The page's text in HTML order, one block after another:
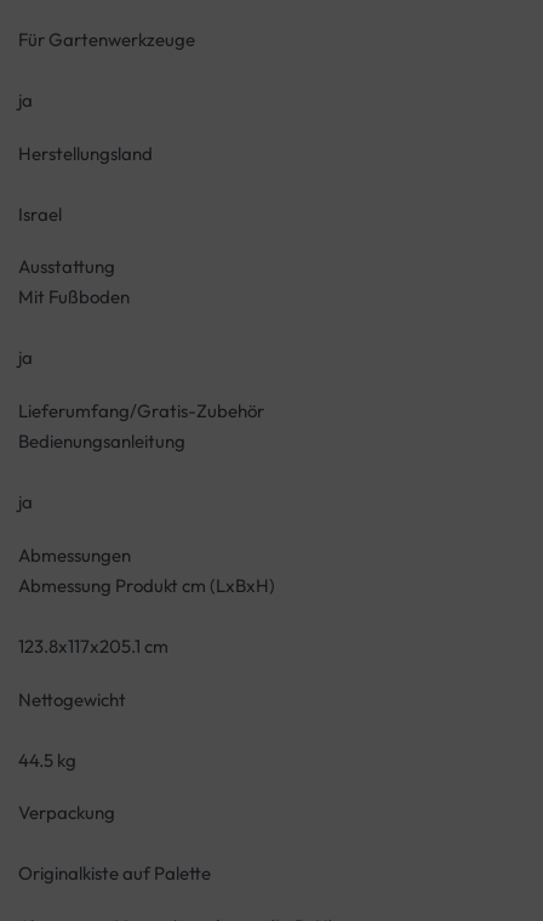
Für Gartenwerkzeuge
ja
Herstellungsland
Israel
Ausstattung
Mit Fußboden
ja
Lieferumfang/Gratis-Zubehör
Bedienungsanleitung
ja
Abmessungen
Abmessung Produkt cm (LxBxH)
123.8x117x205.1 cm
Nettogewicht
44.5 kg
Verpackung
Originalkiste auf Palette